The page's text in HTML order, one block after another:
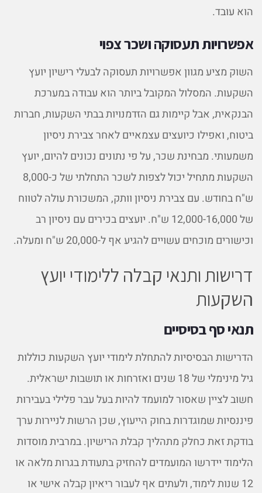
הוא עובד.
אפשרויות תעסוקה ושכר צפוי
השוק מציע מגוון אפשרויות תעסוקה לבעלי רישיון יועץ
השקעות. המסלול המקובל ביותר הוא עבודה במערכת
הבנקאית, אבל קיימות גם הזדמנויות בבתי השקעות, חברות
ביטוח, ואפילו כיועצים עצמאיים לאחר צבירת ניסיון
משמעותי. מבחינת שכר, על פי נתונים נכונים להיום, יועץ
השקעות מתחיל יכול לצפות לשכר התחלתי של כ-8,000
ש"ח בחודש. עם צבירת ניסיון וותק, המשכורת עולה לטווח
של 12,000-16,000 ש"ח. יועצים בכירים עם ניסיון רב
וכישורים מוכחים עשויים להגיע אף ל-20,000 ש"ח ומעלה.
דרישות ותנאי קבלה ללימודי יועץ
השקעות
תנאי סף בסיסיים
הדרישות הבסיסיות להתחלת לימודי יועץ השקעות כוללות
גיל מינימלי של 18 שנים ואזרחות או תושבות ישראלית.
חשוב לציין שאסור למועמד להיות בעל עבר פלילי בעבירות
פיננסיות שמוגדרות בחוק הייעוץ, שכן הרשות לניירות ערך
בודקת זאת כחלק מתהליך קבלת הרישיון. במרבית מוסדות
הלימוד יידרשו המועמדים להחזיק בתעודת בגרות מלאה או
12 שנות לימוד, ולעתים אף לעבור ריאיון קבלה אישי או